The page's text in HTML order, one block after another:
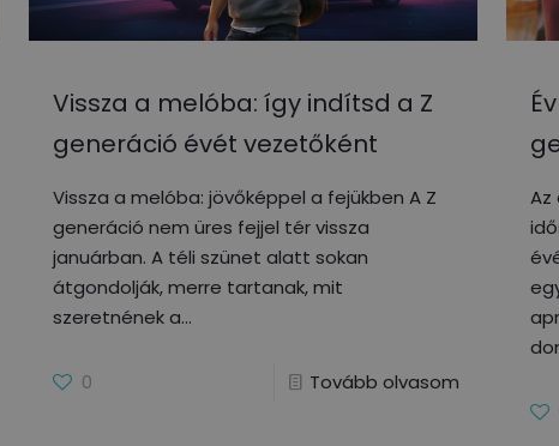
Vissza a melóba: így indítsd a Z
generáció évét vezetőként
Vissza a melóba: jövőképpel a fejükben A Z
generáció nem üres fejjel tér vissza
januárban. A téli szünet alatt sokan
átgondolják, merre tartanak, mit
szeretnének a
0 Tovább olvasom
Az